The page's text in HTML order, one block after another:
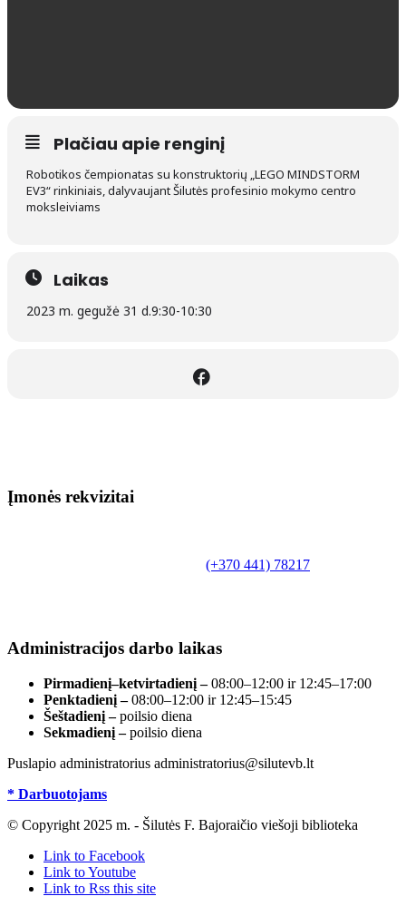
Plačiau apie renginį
Robotikos čempionatas su konstruktorių „LEGO MINDSTORM
EV3“ rinkiniais, dalyvaujant Šilutės profesinio mokymo centro
moksleiviams
Laikas
2023 m. gegužė 31 d.9:30-10:30
Įmonės rekvizitai
(+370 441) 78217
Administracijos darbo laikas
Pirmadienį–ketvirtadienį –08:00–12:00 ir 12:45–17:00
Penktadienį –08:00–12:00 ir 12:45–15:45
Šeštadienį –poilsio diena
Sekmadienį –poilsio diena
Puslapio administratorius administratorius@silutevb.lt
* Darbuotojams
© Copyright 2025 m. - Šilutės F. Bajoraičio viešoji biblioteka
Link to Facebook
Link to Youtube
Link to Rss this site